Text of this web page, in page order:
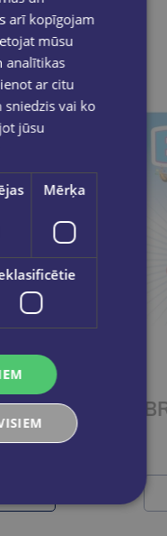
BRIGHTER IDEAS 3 Workbook
arī kopīgojam
mūsu
analītikas
ar citu
vai ko
jūsu
Mērķa